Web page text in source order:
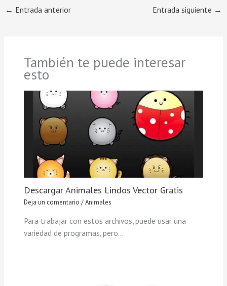
← Entrada anterior Entrada siguiente →
También te puede interesar
esto
Descargar Animales Lindos Vector Gratis
Deja un comentario /Animales
Para trabajar con estos archivos, puede usar una
variedad de programas, pero…